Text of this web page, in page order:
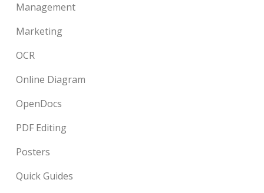
Management
Marketing
OCR
Online Diagram
OpenDocs
PDF Editing
Posters
Quick Guides